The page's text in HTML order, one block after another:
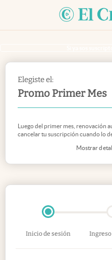
Elegiste el:
Promo Primer Mes
Mostrar
Luego del primer mes, renovación
cancelar tu suscripción cuando lo
Inicio de sesión Ingreso